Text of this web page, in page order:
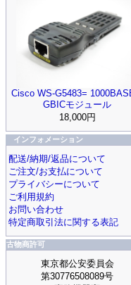
Cisco WS-G5483=
GBICモジュール
18,000円
インフォメーション
配送/納期/返品について
ご注文/お支払について
プライバシーについて
ご利用規約
お問い合わせ
特定商取引法に関する表記
古物商許可
東京都公安委員会
第30776508089号